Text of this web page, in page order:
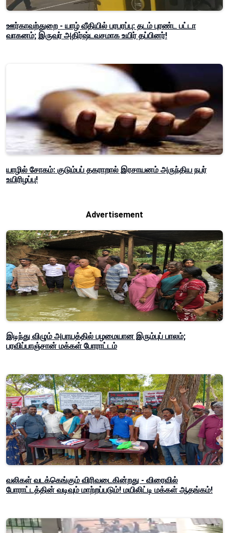
ஊர்காவற்துறை - யாழ் வீதியில் பரபரப்பு: தடம் புரண்ட பட்டா
வாகனம்; இருவர் அதிர்ஷ்டவசமாக உயிர் தப்பினர்!
யாழில் சோகம்: குடும்பப் தகராறால் இரசாயனம் அருந்திய நபர்
உயிரிழப்பு!
Advertisement
இடிந்து விழும் அபாயத்தில் பழமையான இரும்புப் பாலம்;
பரவிப்பாஞ்சான் மக்கள் போராட்டம்
வலிகள் வடக்கெங்கும் விரிவடைகின்றது - விரைவில்
போராட்டத்தின் வடிவும் மாற்றப்படும்! மயிலிட்டி மக்கள் ஆதங்கம்!